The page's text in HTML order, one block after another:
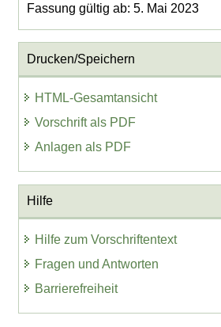
Fassung gültig ab: 5. Mai 2023
Drucken/Speichern
HTML-Gesamtansicht
Vorschrift als PDF
Anlagen als PDF
Hilfe
Hilfe zum Vorschriftentext
Fragen und Antworten
Barrierefreiheit